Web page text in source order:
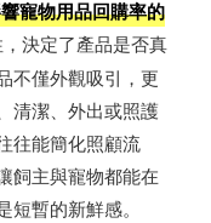
寵物用品回購率的
決定了產品是否真
不僅外觀吸引，更
清潔、外出或照護
往能簡化照顧流
飼主與寵物都能在
暫的新鮮感。